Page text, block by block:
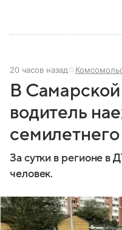
20 часов назад
В
водитель
За сутки в регионе в
человек.